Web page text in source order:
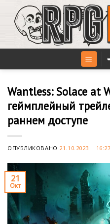
content
Wantless: Solace at
геймплейный
раннем доступе
ОПУБЛИКОВАНО 21.10.2023 | 16:27
21
Окт